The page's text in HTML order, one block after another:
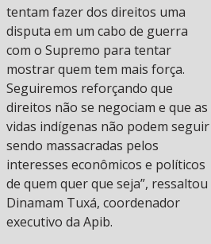
tentam fazer dos direitos uma
disputa em um cabo de guerra
com o Supremo para tentar
mostrar quem tem mais força.
Seguiremos reforçando que
direitos não se negociam e que as
vidas indígenas não podem seguir
sendo massacradas pelos
interesses econômicos e políticos
de quem quer que seja”, ressaltou
Dinamam Tuxá, coordenador
executivo da Apib.